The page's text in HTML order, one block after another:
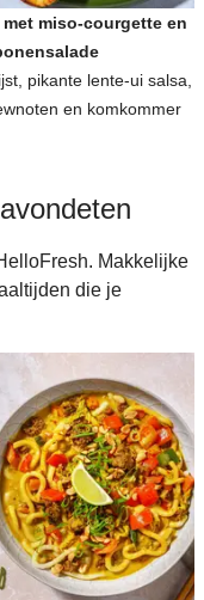
met miso-courgette en
pikante lente-ui salsa,
en komkommer
Makkelijke
die je